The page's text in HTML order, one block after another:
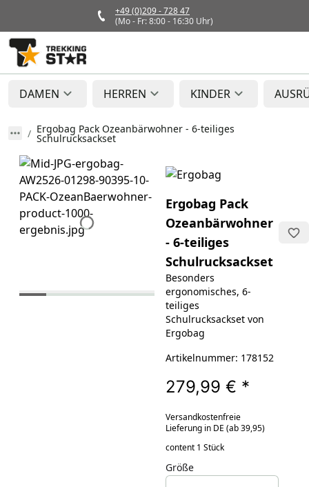
+49 (0)209 - 728 47
(Mo - Fr: 8:00 - 16:30 Uhr)
DAMEN HERREN KINDER
Ergobag Pack Ozeanbärwohner - 6-teiliges
Schulrucksackset
Ergobag Pack
Ozeanbärwohner
- 6-teiliges
Schulrucksackset
Besonders
ergonomisches, 6-
teiliges
Schulrucksackset von
Ergobag
Artikelnummer: 178152
279,99 € *
Versandkostenfreie
Lieferung in DE (ab 39,95)
content 1 Stück
Größe